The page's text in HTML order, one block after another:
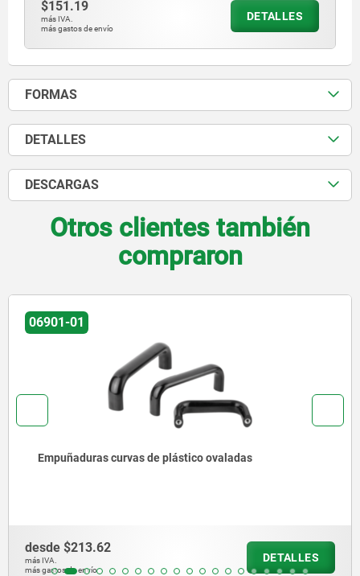
$151.19
más IVA.
más gastos de envío
DETALLES
FORMAS
DETALLES
DESCARGAS
Otros clientes también
compraron
06901-01
Empuñaduras curvas de plástico ovaladas
desde $213.62
más IVA.
más gastos de envío
DETALLES